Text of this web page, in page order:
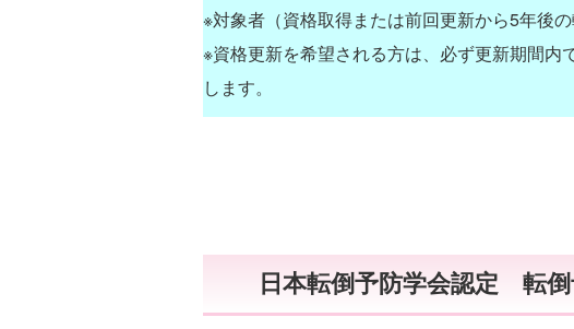
※対象者（資格取得または前回更新から5年後の
※資格更新を希望される方は、必ず更新期間内
します。
日本転倒予防学会認定 転